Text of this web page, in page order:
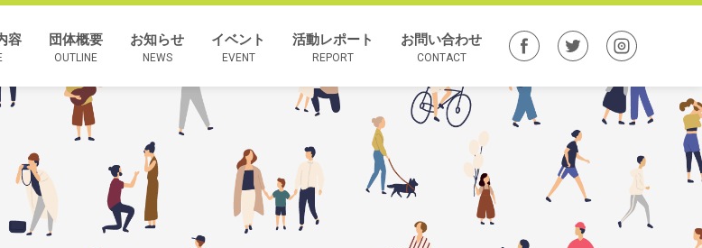
容 団体概要
OUTLINE
お知らせ
NEWS
イベント
EVENT
活動レポート
REPORT
お問い合わせ
CONTACT